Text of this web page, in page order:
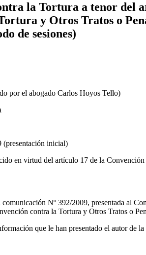
la Tortura a tenor del
y Otros Tratos o
de sesiones)
por el abogado Carlos Hoyos Tello)
(presentación inicial)
en virtud del artículo 17 de la
comunicación Nº 392/2009, presentada al
contra la Tortura y Otros Tratos o
que le han presentado el autor de